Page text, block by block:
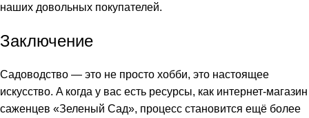
наших довольных покупателей.
Заключение
Садоводство — это не просто хобби, это настоящее
искусство. A когда у вас есть ресурсы, как интернет-магазин
саженцев «Зеленый Сад», процесс становится ещё более